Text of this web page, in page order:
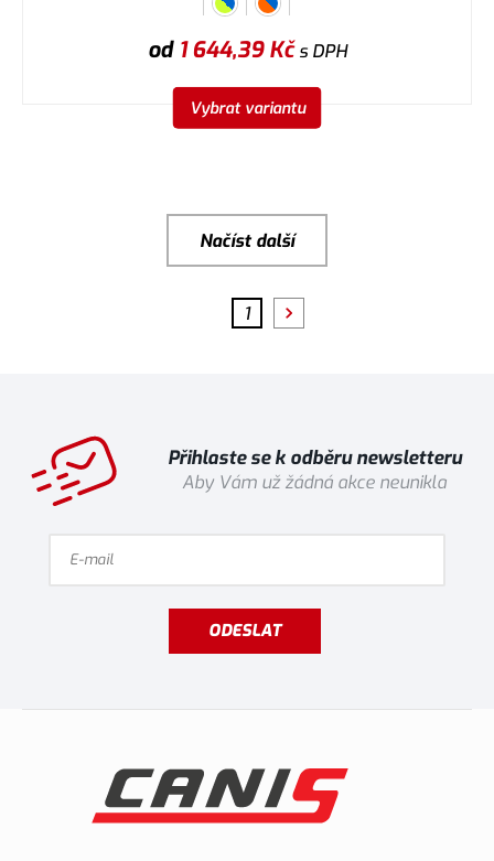
od 1 644,39Kčs DPH
Vybrat variantu
Načíst další
1
Přihlaste se k odběru newsletteru
Aby Vám už žádná akce neunikla
ODESLAT